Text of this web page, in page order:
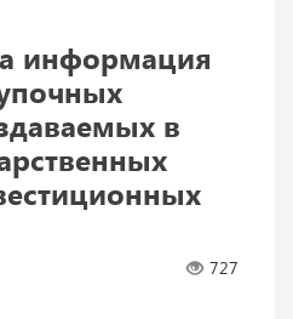
информация
в
727